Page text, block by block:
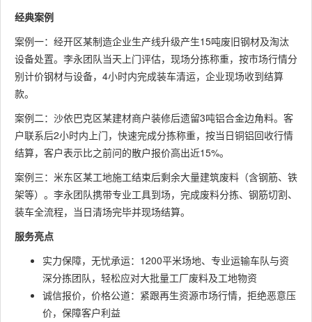
经典案例
案例一：经开区某制造企业生产线升级产生15吨废旧钢材及淘汰
设备处置。李永团队当天上门评估，现场分拣称重，按市场行情分
别计价钢材与设备，4小时内完成装车清运，企业现场收到结算
款。
案例二：沙依巴克区某建材商户装修后遗留3吨铝合金边角料。客
户联系后2小时内上门，快速完成分拣称重，按当日铜铝回收行情
结算，客户表示比之前问的散户报价高出近15%。
案例三：米东区某工地施工结束后剩余大量建筑废料（含钢筋、铁
架等）。李永团队携带专业工具到场，完成废料分拣、钢筋切割、
装车全流程，当日清场完毕并现场结算。
服务亮点
实力保障，无忧承运：1200平米场地、专业运输车队与资
深分拣团队，轻松应对大批量工厂废料及工地物资
诚信报价，价格公道：紧跟再生资源市场行情，拒绝恶意压
价，保障客户利益